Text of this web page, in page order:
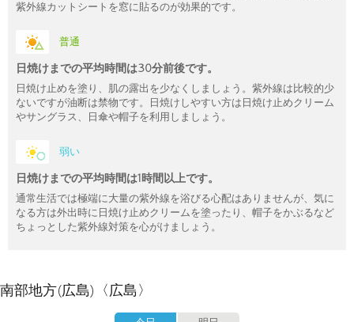
紫外線カットシートを窓に貼るのが効果的です。
普通
日焼けまでの平均時間は30分前後です。
日焼け止めを塗り、肌の露出を少なくしましょう。紫外線は比較的少
ないですが油断は禁物です。日焼けしやすい方は日焼け止めクリーム
やサングラス、日傘や帽子を利用しましょう。
弱い
日焼けまでの平均時間は1時間以上です。
通常生活では極端に大量の紫外線を浴びる心配はありませんが、気に
なる方は外出時に日焼け止めクリームを塗ったり、帽子をかぶるなど
ちょっとした紫外線対策を心がけましょう。
南部地方(広島)〈広島〉